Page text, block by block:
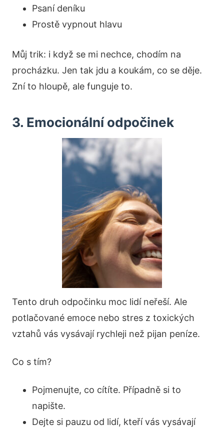
Psaní deníku
Prostě vypnout hlavu
Můj trik: i když se mi nechce, chodím na
procházku. Jen tak jdu a koukám, co se děje.
Zní to hloupě, ale funguje to.
3. Emocionální odpočinek
Tento druh odpočinku moc lidí neřeší. Ale
potlačované emoce nebo stres z toxických
vztahů vás vysávají rychleji než pijan peníze.
Co s tím?
Pojmenujte, co cítíte. Případně si to
napište.
Dejte si pauzu od lidí, kteří vás vysávají